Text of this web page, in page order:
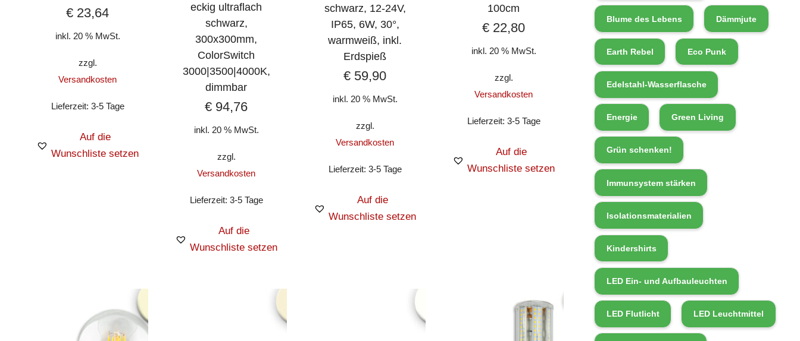
€ 23,64
inkl. 20 % MwSt.
zzgl.
Versandkosten
Lieferzeit: 3-5 Tage
Auf die
Wunschliste setzen
eckig ultraflach
schwarz,
300x300mm,
ColorSwitch
3000|3500|4000K,
dimmbar
€ 94,76
inkl. 20 % MwSt.
zzgl.
Versandkosten
Lieferzeit: 3-5 Tage
Auf die
Wunschliste setzen
schwarz, 12-24V,
IP65, 6W, 30°,
warmweiß, inkl.
Erdspieß
€ 59,90
inkl. 20 % MwSt.
zzgl.
Versandkosten
Lieferzeit: 3-5 Tage
Auf die
Wunschliste setzen
100cm
€ 22,80
inkl. 20 % MwSt.
zzgl.
Versandkosten
Lieferzeit: 3-5 Tage
Auf die
Wunschliste setzen
Blume des Lebens Dämmjute
Earth Rebel Eco Punk
Edelstahl-Wasserflasche
Energie Green Living
Grün schenken!
Immunsystem stärken
Isolationsmaterialien
Kindershirts
LED Ein- und Aufbauleuchten
LED Flutlicht LED Leuchtmittel